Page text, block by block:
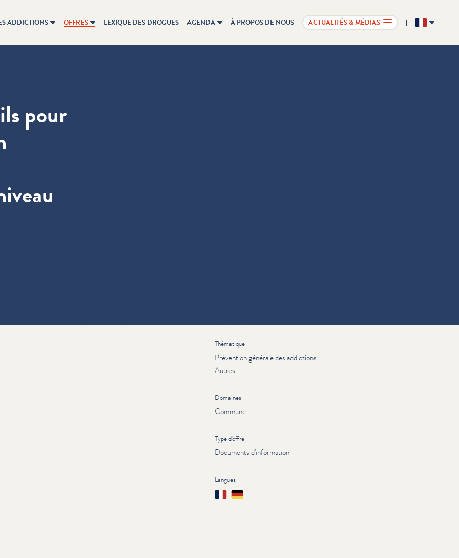
ADDICTIONS OFFRES LEXIQUE DES DROGUES AGENDA À PROPOS DE NOUS ACTUALITÉS & MÉDIAS FR
pour
Thématique
Prévention générale des addictions
Autres
Domaines
Commune
Type d'offre
Documents d'information
Langues
FrançaisDeutsch